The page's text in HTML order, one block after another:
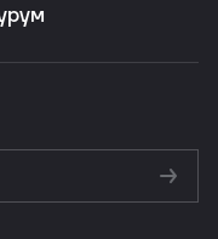
Обработку